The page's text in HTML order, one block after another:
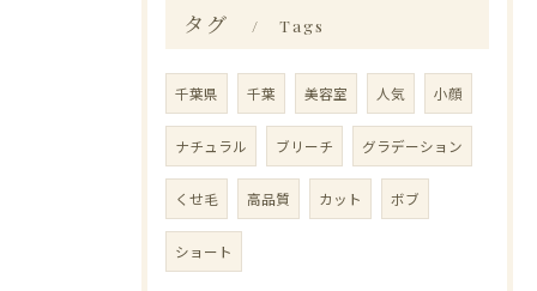
タグ Tags
千葉県 千葉 美容室 人気 小顔
ナチュラル ブリーチ グラデーション
くせ毛 高品質 カット ボブ
ショート